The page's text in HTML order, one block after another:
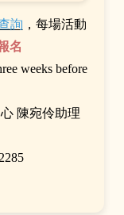
詢 ，每場活動
名
weeks before
陳宛伶助理